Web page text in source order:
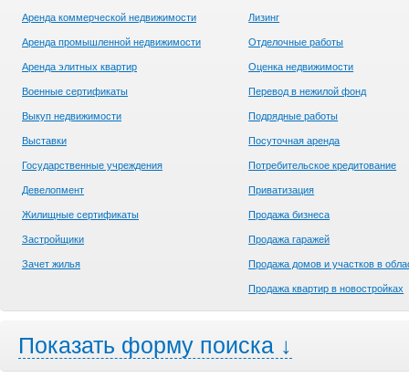
Аренда коммерческой недвижимости
Аренда промышленной недвижимости
Аренда элитных квартир
Военные сертификаты
Выкуп недвижимости
Выставки
Государственные учреждения
Девелопмент
Жилищные сертификаты
Застройщики
Зачет жилья
Лизинг
Отделочные работы
Оценка недвижимости
Перевод в нежилой фонд
Подрядные работы
Посуточная аренда
Потребительское кредитование
Приватизация
Продажа бизнеса
Продажа гаражей
Продажа домов и участков в
Продажа квартир в новостройках
Показать форму поиска ↓